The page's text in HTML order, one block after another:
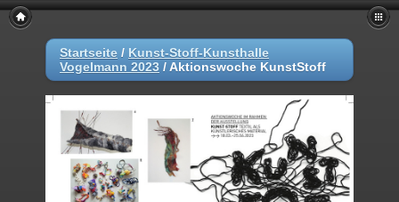
Startseite / Kunst-Stoff-Kunsthalle
Vogelmann 2023 / Aktionswoche KunstStoff